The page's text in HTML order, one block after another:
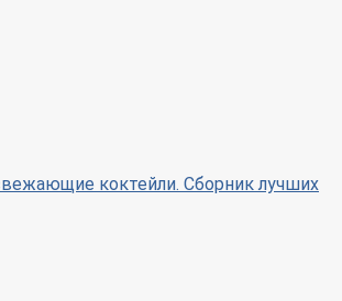
коктейли. Сборник лучших